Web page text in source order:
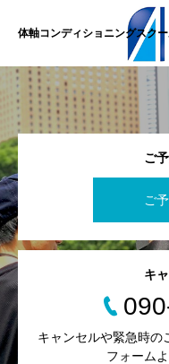
体軸コンディショニングスク
ご
ご
キ
キャンセルや緊急時の
フォーム